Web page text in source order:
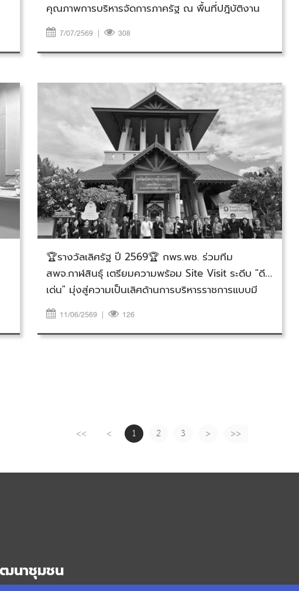
คุณภาพการบริหารจัดการภาครัฐ ณ พื้นที่ปฎิบัติงาน
7/07/2569 | 308
วันพฤหัสบดีที่ 11 มิถุนายน 2569
🏆รางวัลเลิศรัฐ ปี 2569🏆 กพร.พช. ร่วมทีม
สพจ.กาฬสินธุ์ เตรียมความพร้อม Site Visit ระดีบ "ดี
เด่น" มุ่งสู่ความเป็นเลิศด้านการบริหารราชการแบบมี
ส่วนร่วม
11/06/2569 | 126
<< < 1 2 3 > >>
นาชุมชน